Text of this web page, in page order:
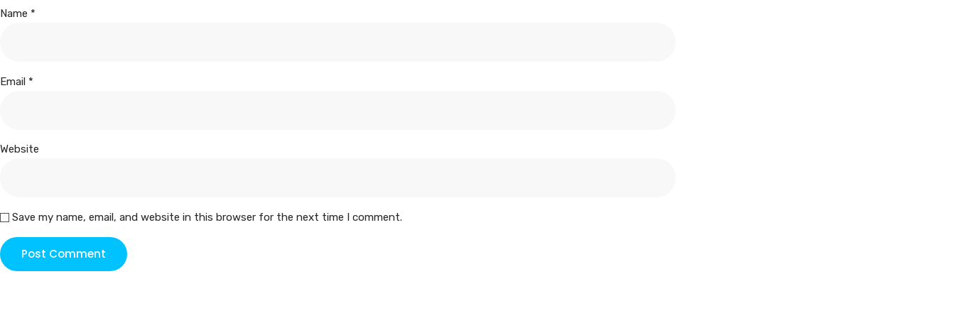
Name *
Email *
Website
Save my name, email, and website in this browser for the next time I comment.